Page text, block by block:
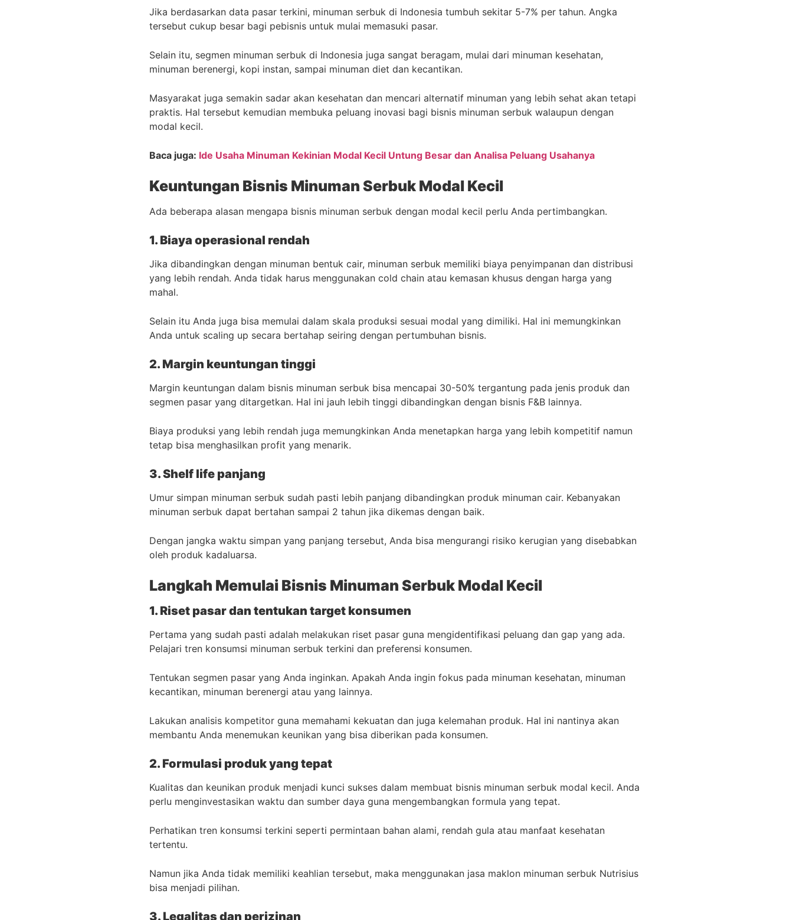
Jika berdasarkan data pasar terkini, minuman serbuk di Indonesia tumbuh sekitar 5-7% per tahun. Angka
tersebut cukup besar bagi pebisnis untuk mulai memasuki pasar.
Selain itu, segmen minuman serbuk di Indonesia juga sangat beragam, mulai dari minuman kesehatan,
minuman berenergi, kopi instan, sampai minuman diet dan kecantikan.
Masyarakat juga semakin sadar akan kesehatan dan mencari alternatif minuman yang lebih sehat akan tetapi
praktis. Hal tersebut kemudian membuka peluang inovasi bagi bisnis minuman serbuk walaupun dengan
modal kecil.
Baca juga: Ide Usaha Minuman Kekinian Modal Kecil Untung Besar dan Analisa Peluang Usahanya
Keuntungan Bisnis Minuman Serbuk Modal Kecil
Ada beberapa alasan mengapa bisnis minuman serbuk dengan modal kecil perlu Anda pertimbangkan.
1. Biaya operasional rendah
Jika dibandingkan dengan minuman bentuk cair, minuman serbuk memiliki biaya penyimpanan dan distribusi
yang lebih rendah. Anda tidak harus menggunakan cold chain atau kemasan khusus dengan harga yang
mahal.
Selain itu Anda juga bisa memulai dalam skala produksi sesuai modal yang dimiliki. Hal ini memungkinkan
Anda untuk scaling up secara bertahap seiring dengan pertumbuhan bisnis.
2. Margin keuntungan tinggi
Margin keuntungan dalam bisnis minuman serbuk bisa mencapai 30-50% tergantung pada jenis produk dan
segmen pasar yang ditargetkan. Hal ini jauh lebih tinggi dibandingkan dengan bisnis F&B lainnya.
Biaya produksi yang lebih rendah juga memungkinkan Anda menetapkan harga yang lebih kompetitif namun
tetap bisa menghasilkan profit yang menarik.
3. Shelf life panjang
Umur simpan minuman serbuk sudah pasti lebih panjang dibandingkan produk minuman cair. Kebanyakan
minuman serbuk dapat bertahan sampai 2 tahun jika dikemas dengan baik.
Dengan jangka waktu simpan yang panjang tersebut, Anda bisa mengurangi risiko kerugian yang disebabkan
oleh produk kadaluarsa.
Langkah Memulai Bisnis Minuman Serbuk Modal Kecil
1. Riset pasar dan tentukan target konsumen
Pertama yang sudah pasti adalah melakukan riset pasar guna mengidentifikasi peluang dan gap yang ada.
Pelajari tren konsumsi minuman serbuk terkini dan preferensi konsumen.
Tentukan segmen pasar yang Anda inginkan. Apakah Anda ingin fokus pada minuman kesehatan, minuman
kecantikan, minuman berenergi atau yang lainnya.
Lakukan analisis kompetitor guna memahami kekuatan dan juga kelemahan produk. Hal ini nantinya akan
membantu Anda menemukan keunikan yang bisa diberikan pada konsumen.
2. Formulasi produk yang tepat
Kualitas dan keunikan produk menjadi kunci sukses dalam membuat bisnis minuman serbuk modal kecil. Anda
perlu menginvestasikan waktu dan sumber daya guna mengembangkan formula yang tepat.
Perhatikan tren konsumsi terkini seperti permintaan bahan alami, rendah gula atau manfaat kesehatan
tertentu.
Namun jika Anda tidak memiliki keahlian tersebut, maka menggunakan jasa maklon minuman serbuk Nutrisius
bisa menjadi pilihan.
3. Legalitas dan perizinan